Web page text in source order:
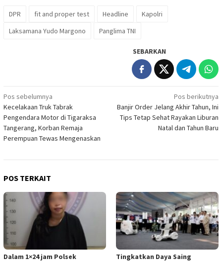
DPR fit and proper test Headline
Kapolri
Laksamana Yudo Margono
Panglima TNI
SEBARKAN
Navigasi
pos
Pos sebelumnya
Kecelakaan Truk Tabrak
Pengendara Motor di Tigaraksa
Tangerang, Korban Remaja
Perempuan Tewas Mengenaskan
Pos berikutnya
Banjir Order Jelang Akhir Tahun, Ini
Tips Tetap Sehat Rayakan Liburan
Natal dan Tahun Baru
POS TERKAIT
Dalam 1×24 jam Polsek
Tingkatkan Daya Saing